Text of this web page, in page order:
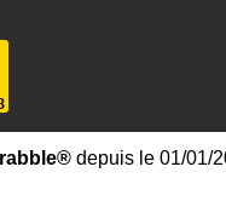
depuis le 01/01/